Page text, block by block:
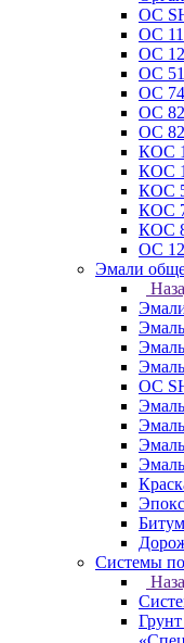
ОС
ОС
ОС
ОС
ОС
ОС
ОС
КОС
КОС
КОС
КОС
КОС
ОС
Эмали
ОС
Системы